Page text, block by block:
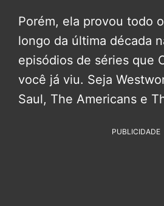
Porém, ela provou todo
longo da última década
episódios de séries que
você já viu. Seja
Saul, The Americans e
PUBLICIDADE